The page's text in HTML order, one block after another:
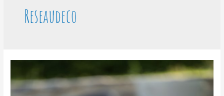
Reseaudeco